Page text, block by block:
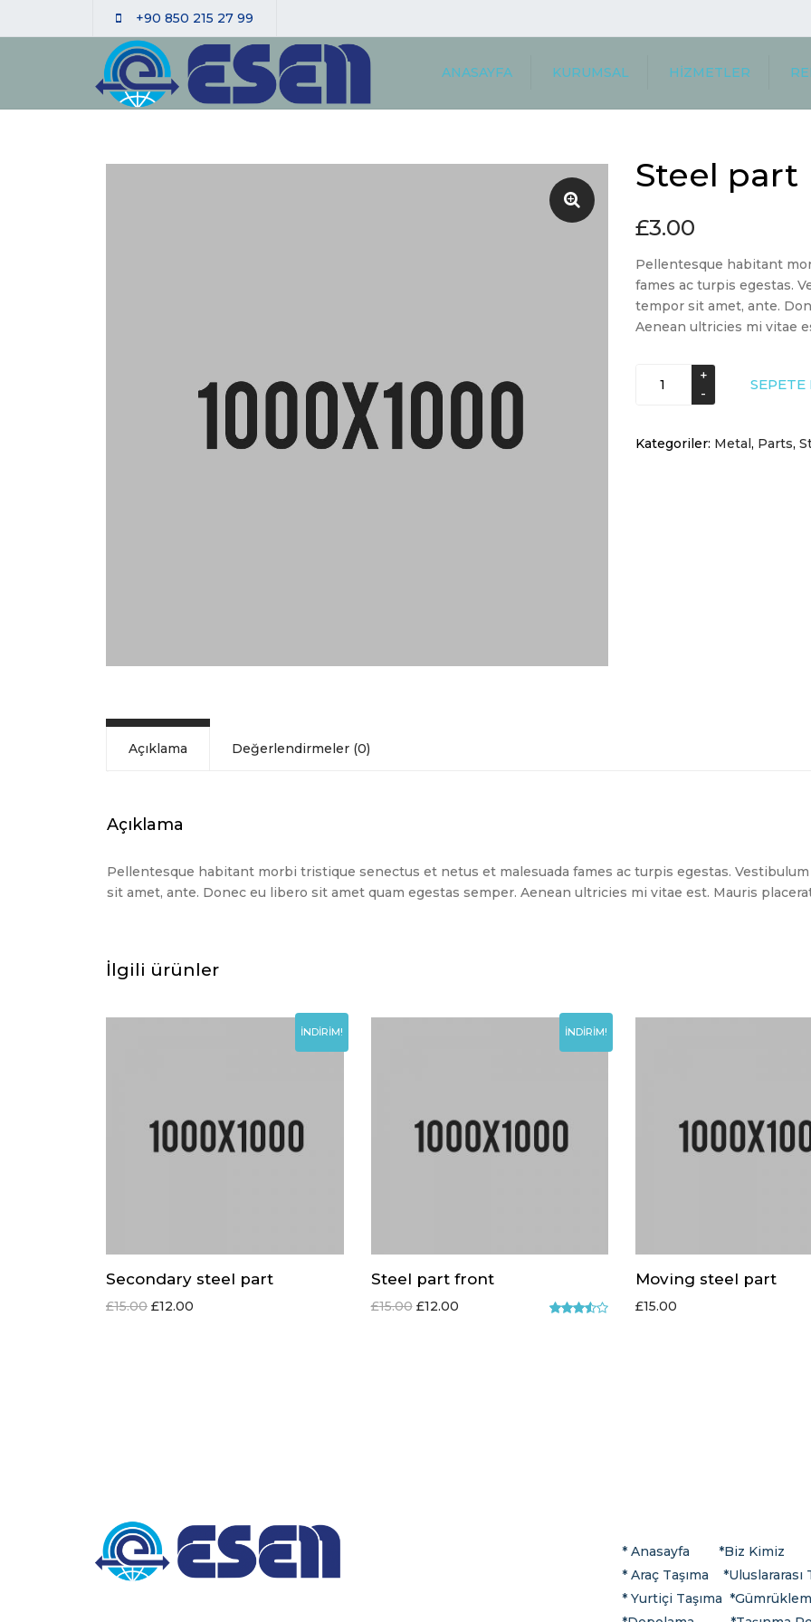
+90 850 215 27 99
ANASAYFA KURUMSAL
YETKİ BELGELERİMİZ
HİZMETLER
DEPOLAMA
GÜMRÜKLEME
TAŞINMA REHBERI
Steel part
£3.00
Pellentesque habitant
fames ac turpis egestas.
tempor sit amet, ante.
Aenean ultricies mi vitae
part
SEPETE
Kategoriler: Metal, Parts,
Açıklama Değerlendirmeler (0)
Açıklama
Pellentesque habitant morbi tristique senectus et netus et malesuada fames ac turpis egestas.
sit amet, ante. Donec eu libero sit amet quam egestas semper. Aenean ultricies mi vitae est. Mauris
İlgili ürünler
İNDIRIM!
Secondary steel part
£15.00 £12.00
İNDIRIM!
Steel part front
£15.00 £12.00
Moving steel part
£15.00
* Anasayfa *Biz Kimiz
* Araç Taşıma *Uluslararası
* Yurtiçi Taşıma